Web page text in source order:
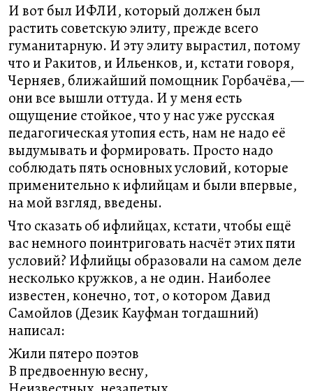
И вот был ИФЛИ, который должен был
растить советскую элиту, прежде всего
гуманитарную. И эту элиту вырастил, потому
что и Ракитов, и Ильенков, и, кстати говоря,
Черняев, ближайший помощник Горбачёва,—
они все вышли оттуда. И у меня есть
ощущение стойкое, что у нас уже русская
педагогическая утопия есть, нам не надо её
выдумывать и формировать. Просто надо
соблюдать пять основных условий, которые
применительно к ифлийцам и были впервые,
на мой взгляд, введены.
Что сказать об ифлийцах, кстати, чтобы ещё
вас немного поинтриговать насчёт этих пяти
условий? Ифлийцы образовали на самом деле
несколько кружков, а не один. Наиболее
известен, конечно, тот, о котором Давид
Самойлов (Дезик Кауфман тогдашний)
написал:
Жили пятеро поэтов
В предвоенную весну,